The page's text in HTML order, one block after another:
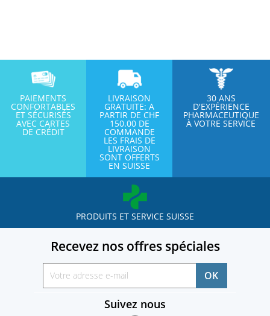
PAIEMENTS
CONFORTABLES
ET SÉCURISÉS
AVEC CARTES
DE CRÉDIT
LIVRAISON
GRATUITE: A
PARTIR DE CHF
150.00 DE
COMMANDE
LES FRAIS DE
LIVRAISON
SONT OFFERTS
EN SUISSE
30 ANS
D'EXPÉRIENCE
PHARMACEUTIQUE
À VOTRE SERVICE
PRODUITS ET SERVICE SUISSE
Recevez nos offres spéciales
Suivez nous